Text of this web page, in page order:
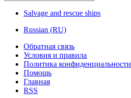
Salvage and rescue ships
Russian (RU)
Обратная связь
Условия и правила
Политика конфиденциальности
Помощь
Главная
RSS